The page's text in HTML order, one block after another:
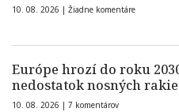
10. 08. 2026 | Žiadne komentáre
Európe hrozí do roku
nedostatok nosných
10. 08. 2026 | 7 komentárov